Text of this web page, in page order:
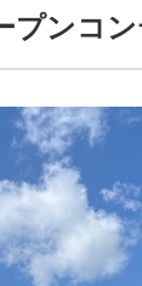
ンコン